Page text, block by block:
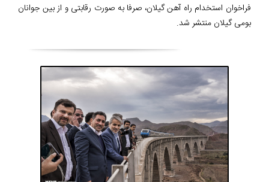
فراخوان استخدام راه آهن گیلان، صرفا به صورت رقابتی و از بین جوانان
بومی گیلان منتشر شد.